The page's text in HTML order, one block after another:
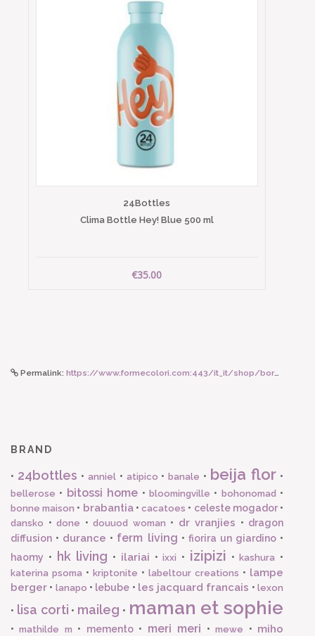
24Bottles
Clima Bottle Hey! Blue 500 ml
€35.00
Permalink: https://www.formecolori.com:443/it_it/shop/borse_e_zaini/astucci_e_beauty/susan_bijl_sunflower_ocean_small_the_new_pouch/6444
BRAND
• 24bottles • anniel• atipico •banale • beija flor •
bellerose • bitossi home • bloomingville • bohonomad •
bonne maison • brabantia•cacatoes • celeste mogador•
dansko • done • douuod woman • dr vranjies • dragon
diffusion • durance • ferm living • fiorira un giardino•
haomy • hk living • ilariai •ixxi • izipizi •kashura •
katerina psoma • kriptonite • labeltour creations • lampe
berger • lanapo • lebube • les jacquard francais •lexon
• lisa corti • maileg • maman et sophie
•mathilde m • memento• meri meri •mewe • miho